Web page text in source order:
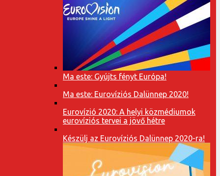
Ma este: Gyújts fényt Európa!
Ma este: Eurovíziós Dalünnep 2020!
Eurovízió 2020: A helyi közmédiumok
eurovíziós tervei a jövő hétre
Készülj az Eurovíziós Dalünnep 2020-ra!